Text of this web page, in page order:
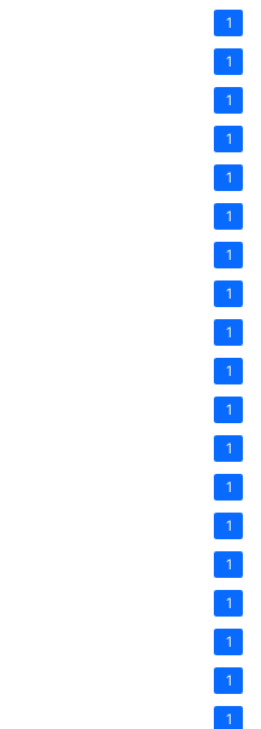
1
1
1
1
1
1
1
1
1
1
1
1
1
1
1
1
1
1
1